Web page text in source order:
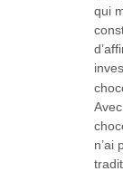
qui
n’ai